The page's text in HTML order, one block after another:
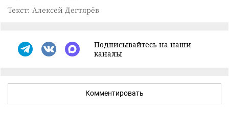
Текст: Алексей Дегтярёв
Подписывайтесь на наши
каналы
Комментировать